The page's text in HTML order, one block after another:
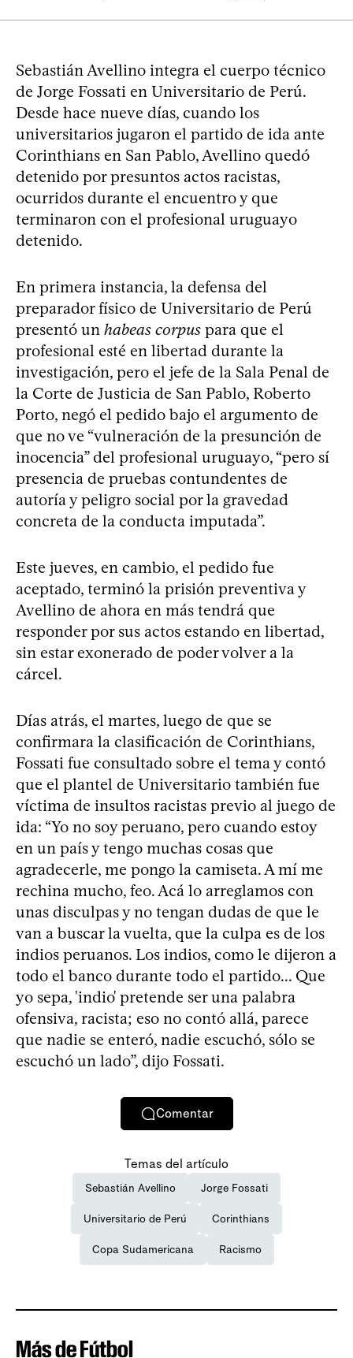
Sebastián Avellino integra el cuerpo técnico
de Jorge Fossati en Universitario de Perú.
Desde hace nueve días, cuando los
universitarios jugaron el partido de ida ante
Corinthians en San Pablo, Avellino quedó
detenido por presuntos actos racistas,
ocurridos durante el encuentro y que
terminaron con el profesional uruguayo
detenido.
En primera instancia, la defensa del
preparador físico de Universitario de Perú
presentó un habeas corpus para que el
profesional esté en libertad durante la
investigación, pero el jefe de la Sala Penal de
la Corte de Justicia de San Pablo, Roberto
Porto, negó el pedido bajo el argumento de
que no ve “vulneración de la presunción de
inocencia” del profesional uruguayo, “pero sí
presencia de pruebas contundentes de
autoría y peligro social por la gravedad
concreta de la conducta imputada”.
Este jueves, en cambio, el pedido fue
aceptado, terminó la prisión preventiva y
Avellino de ahora en más tendrá que
responder por sus actos estando en libertad,
sin estar exonerado de poder volver a la
cárcel.
Días atrás, el martes, luego de que se
confirmara la clasificación de Corinthians,
Fossati fue consultado sobre el tema y contó
que el plantel de Universitario también fue
víctima de insultos racistas previo al juego de
ida: “Yo no soy peruano, pero cuando estoy
en un país y tengo muchas cosas que
agradecerle, me pongo la camiseta. A mí me
rechina mucho, feo. Acá lo arreglamos con
unas disculpas y no tengan dudas de que le
van a buscar la vuelta, que la culpa es de los
indios peruanos. Los indios, como le dijeron a
todo el banco durante todo el partido... Que
yo sepa, 'indio' pretende ser una palabra
ofensiva, racista; eso no contó allá, parece
que nadie se enteró, nadie escuchó, sólo se
escuchó un lado”, dijo Fossati.
Comentar
Temas del artículo
Sebastián Avellino Jorge Fossati
Universitario de Perú Corinthians
Copa Sudamericana Racismo
Más de Fútbol